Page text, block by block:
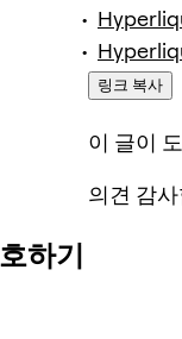
링크 복사
이 글이
의견 감
하기